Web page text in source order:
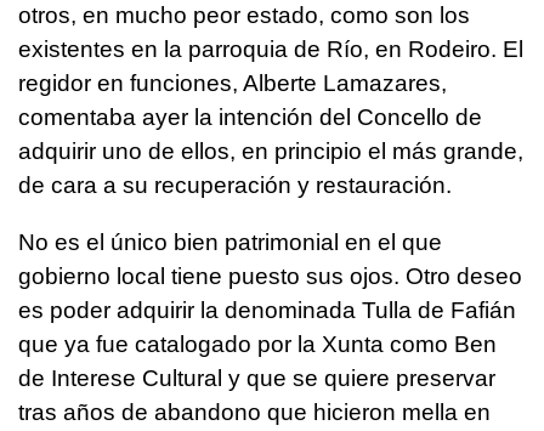
otros, en mucho peor estado, como son los
existentes en la parroquia de Río, en Rodeiro. El
regidor en funciones, Alberte Lamazares,
comentaba ayer la intención del Concello de
adquirir uno de ellos, en principio el más grande,
de cara a su recuperación y restauración.
No es el único bien patrimonial en el que
gobierno local tiene puesto sus ojos. Otro deseo
es poder adquirir la denominada Tulla de Fafián
que ya fue catalogado por la Xunta como Ben
de Interese Cultural y que se quiere preservar
tras años de abandono que hicieron mella en